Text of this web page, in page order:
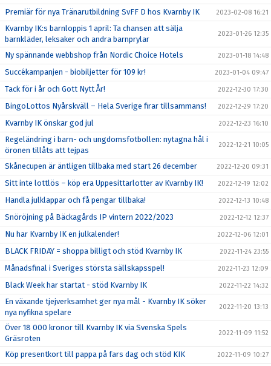
Premiär för nya Tränarutbildning SvFF D hos Kvarnby IK 2023-02-08 16:21
Kvarnby IK:s barnloppis 1 april: Ta chansen att sälja
barnkläder, leksaker och andra barnprylar
2023-01-26 12:35
Ny spännande webbshop från Nordic Choice Hotels 2023-01-18 14:48
Succékampanjen - biobiljetter för 109 kr! 2023-01-04 09:47
Tack för i år och Gott Nytt År! 2022-12-30 17:30
BingoLottos Nyårskväll – Hela Sverige firar tillsammans! 2022-12-29 17:20
Kvarnby IK önskar god jul 2022-12-23 16:10
Regeländring i barn- och ungdomsfotbollen: nytagna hål i
öronen tillåts att tejpas
2022-12-21 10:05
Skånecupen är äntligen tillbaka med start 26 december 2022-12-20 09:31
Sitt inte lottlös – köp era Uppesittarlotter av Kvarnby IK! 2022-12-19 12:02
Handla julklappar och få pengar tillbaka! 2022-12-13 10:48
Snöröjning på Bäckagårds IP vintern 2022/2023 2022-12-12 12:37
Nu har Kvarnby IK en julkalender! 2022-12-06 12:01
BLACK FRIDAY = shoppa billigt och stöd Kvarnby IK 2022-11-24 23:55
Månadsfinal i Sveriges största sällskapsspel! 2022-11-23 12:09
Black Week har startat - stöd Kvarnby IK 2022-11-22 14:32
En växande tjejverksamhet ger nya mål - Kvarnby IK söker
nya nyfikna spelare
2022-11-20 13:13
Över 18 000 kronor till Kvarnby IK via Svenska Spels
Gräsroten
2022-11-09 11:52
Köp presentkort till pappa på fars dag och stöd KIK 2022-11-09 10:27